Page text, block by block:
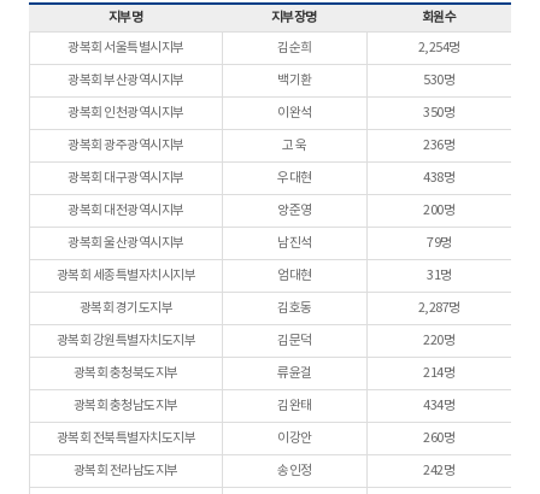
지부명 지부장명 회원수
광복회 서울특별시지부 김순희 2,254명
광복회 부산광역시지부 백기환 530명
광복회 인천광역시지부 이완석 350명
광복회 광주광역시지부 고 욱 236명
광복회 대구광역시지부 우대현 438명
광복회 대전광역시지부 양준영 200명
광복회 울산광역시지부 남진석 79명
광복회 세종특별자치시지부 엄대현 31명
광복회 경기도지부 김호동 2,287명
광복회 강원특별자치도지부 김문덕 220명
광복회 충청북도지부 류윤걸 214명
광복회 충청남도지부 김완태 434명
광복회 전북특별자치도지부 이강안 260명
광복회 전라남도지부 송인정 242명